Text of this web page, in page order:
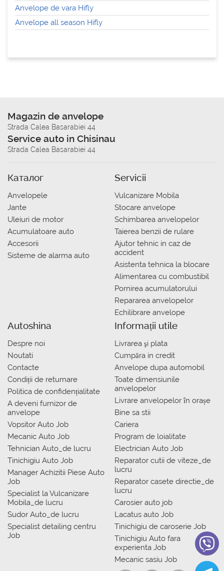
Anvelope de vara Hifly
Anvelope all season Hifly
Magazin de anvelope
Strada Calea Basarabiei 44
Service auto in Chisinau
Strada Calea Basarabiei 44
Каталог
Anvelopele
Jante
Uleiuri de motor
Acumulatoare auto
Accesorii
Sisteme de alarma auto
Servicii
Vulcanizare Mobila
Stocare anvelope
Schimbarea anvelopelor
Taierea benzii de rulare
Ajutor tehnic in caz de
accident
Asistenta tehnica la blocare
Alimentarea cu combustibil
Pornirea acumulatorului
Repararea anvelopelor
Echilibrare anvelope
Autoshina
Despre noi
Noutati
Contacte
Condiții de returnare
Politica de confidențialitate
A deveni furnizor de
anvelope
Vopsitor Auto Job
Mecanic Auto Job
Tehnician Auto_de lucru
Tinichigiu Auto Job
Manager Achizitii Piese Auto
Job
Specialist la Vulcanizare
Mobila_de lucru
Sudor Auto_de lucru
Specialist detailing centru
Job
Informații utile
Livrarea şi plata
Сumpăra in credit
Anvelope dupa automobil
Toate dimensiunile
anvelopelor
Livrare anvelopelor în orașe
Bine sa stii
Cariera
Program de loialitate
Electrician Auto Job
Reparator cutii de viteze_de
lucru
Reparator casete directie_de
lucru
Carosier auto job
Lacatus auto Job
Tinichigiu de caroserie Job
Tinichigiu Auto fara
experienta Job
Mecanic sasiu Job